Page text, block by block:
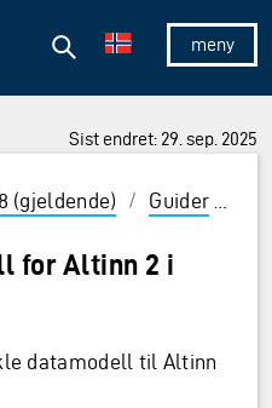
Vis/skjul
Søk
Sist endret: 29. sep. 2025
(gjeldende) / Guider
for Altinn 2 i
datamodell til Altinn